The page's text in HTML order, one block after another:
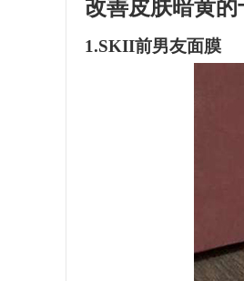
改善皮肤暗黄的
1.SKII前男友面膜